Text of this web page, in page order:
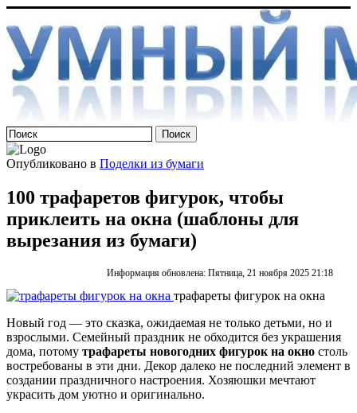
Опубликовано в Поделки из бумаги
100 трафаретов фигурок, чтобы
приклеить на окна (шаблоны для
вырезания из бумаги)
Информация обновлена: Пятница, 21 ноября 2025 21:18
трафареты фигурок на окна
Новый год — это сказка, ожидаемая не только детьми, но и
взрослыми. Семейный праздник не обходится без украшения
дома, потому трафареты новогодних фигурок на окно столь
востребованы в эти дни. Декор далеко не последний элемент в
создании праздничного настроения. Хозяюшки мечтают
украсить дом уютно и оригинально.